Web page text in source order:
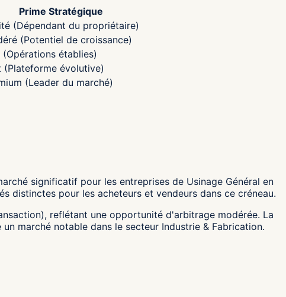
Prime Stratégique
(Dépendant du propriétaire)
(Potentiel de croissance)
(Opérations établies)
(Plateforme évolutive)
(Leader du marché)
significatif pour les entreprises de Usinage Général en
distinctes pour les acheteurs et vendeurs dans ce créneau.
reflétant une opportunité d'arbitrage modérée. La
marché notable dans le secteur Industrie & Fabrication.